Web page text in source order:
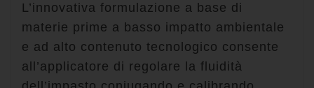
L’innovativa formulazione a base di
materie prime a basso impatto ambientale
e ad alto contenuto tecnologico consente
all’applicatore di regolare la fluidità